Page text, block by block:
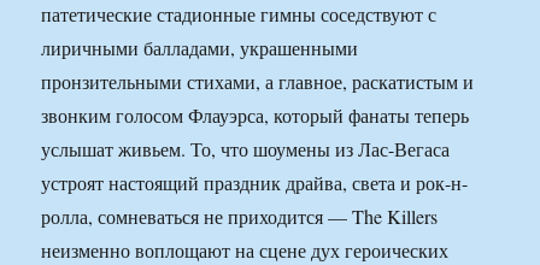
патетические стадионные гимны соседствуют с
лиричными балладами, украшенными
пронзительными стихами, а главное, раскатистым и
звонким голосом Флауэрса, который фанаты теперь
услышат живьем. То, что шоумены из Лас-Вегаса
устроят настоящий праздник драйва, света и рок-н-
ролла, сомневаться не приходится — The Killers
неизменно воплощают на сцене дух героических